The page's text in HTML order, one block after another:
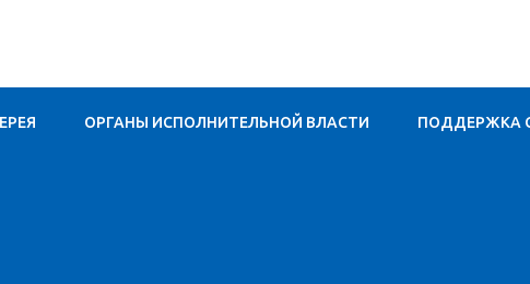
ОРГАНЫ ИСПОЛНИТЕЛЬНОЙ ВЛАСТИ ПОДДЕРЖКА